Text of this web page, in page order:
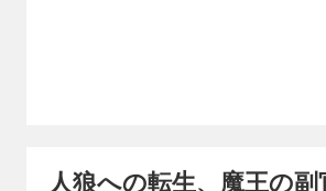
海賊都市ベルーザ、
市・ザリア含め二箇
人狼への転生、魔王の